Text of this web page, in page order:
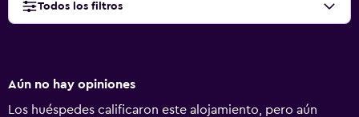
Todos los filtros
Aún no hay opiniones
Los huéspedes calificaron este alojamiento, pero aún